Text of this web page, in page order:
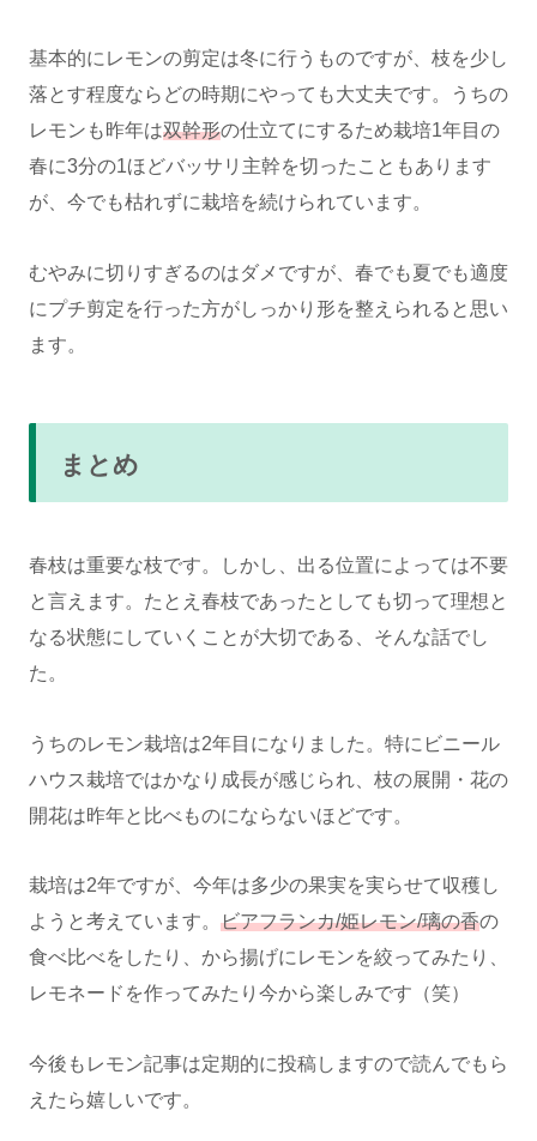
基本的にレモンの剪定は冬に行うものですが、枝を少し
落とす程度ならどの時期にやっても大丈夫です。うちの
レモンも昨年は双幹形の仕立てにするため栽培1年目の
春に3分の1ほどバッサリ主幹を切ったこともあります
が、今でも枯れずに栽培を続けられています。
むやみに切りすぎるのはダメですが、春でも夏でも適度
にプチ剪定を行った方がしっかり形を整えられると思い
ます。
まとめ
春枝は重要な枝です。しかし、出る位置によっては不要
と言えます。たとえ春枝であったとしても切って理想と
なる状態にしていくことが大切である、そんな話でし
た。
うちのレモン栽培は2年目になりました。特にビニール
ハウス栽培ではかなり成長が感じられ、枝の展開・花の
開花は昨年と比べものにならないほどです。
栽培は2年ですが、今年は多少の果実を実らせて収穫し
ようと考えています。 ビアフランカ/姫レモン/璃の香の
食べ比べをしたり、から揚げにレモンを絞ってみたり、
レモネードを作ってみたり今から楽しみです（笑）
今後もレモン記事は定期的に投稿しますので読んでもら
えたら嬉しいです。